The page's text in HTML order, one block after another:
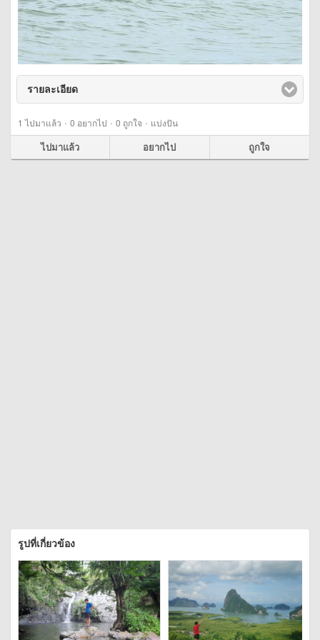
รายละเอียด
1 ไปมาแล้ว · 0 อยากไป · 0 ถูกใจ · แบ่งปัน
ไปมาแล้ว อยากไป ถูกใจ
รูปที่เกี่ยวข้อง